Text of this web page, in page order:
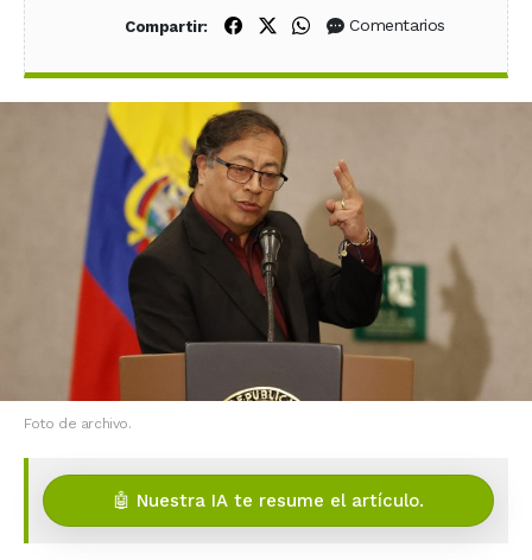
Compartir: Compartir en Facebook
Compartir en X (Twitter)
Compartir en WhatsApp
Comentarios
Foto de archivo.
🤖 Nuestra IA te resume el artículo.